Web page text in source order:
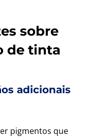
sobre
de tinta
adicionais
pigmentos que